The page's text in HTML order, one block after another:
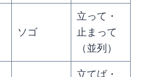
ソゴ
立って・
止まって
（並列）
立てば・